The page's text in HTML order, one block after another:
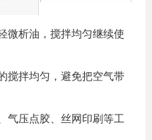
微析油，搅拌均匀继续使
搅拌均匀，避免把空气带
气压点胶、丝网印刷等工